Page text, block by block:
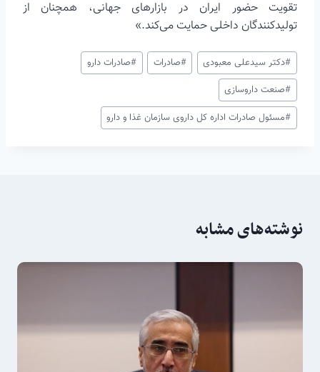
تقویت حضور ایران در بازارهای جهانی، همچنان از
تولیدکنندگان داخلی حمایت می‌کند.»
برچسب‌های
نوشته:
#دکتر سیدعلی معبودی #صادرات #صادرات دارو
#صنعت داروسازی
#مسئول صادرات اداره کل داروی سازمان غذا و دارو
نوشته‌های مشابه